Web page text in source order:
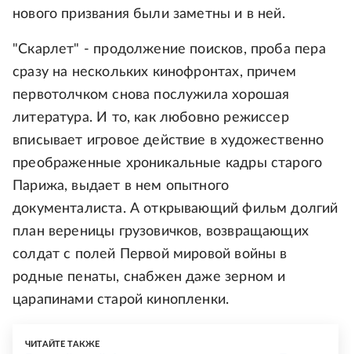
нового призвания были заметны и в ней.
"Скарлет" - продолжение поисков, проба пера
сразу на нескольких кинофронтах, причем
первотолчком снова послужила хорошая
литература. И то, как любовно режиссер
вписывает игровое действие в художественно
преображенные хроникальные кадры старого
Парижа, выдает в нем опытного
документалиста. А открывающий фильм долгий
план вереницы грузовичков, возвращающих
солдат с полей Первой мировой войны в
родные пенаты, снабжен даже зерном и
царапинами старой кинопленки.
ЧИТАЙТЕ ТАКЖЕ